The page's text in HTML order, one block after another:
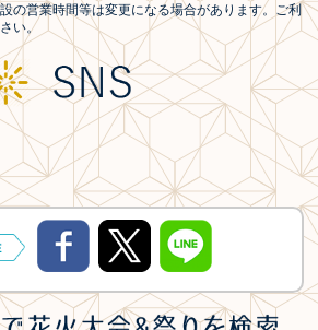
の営業時間等は変更になる場合があります。ご利
い。